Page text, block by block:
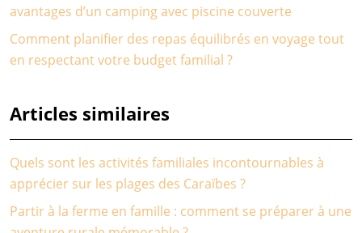
avantages d’un camping avec piscine couverte
Comment planifier des repas équilibrés en voyage tout
en respectant votre budget familial ?
Articles similaires
Quels sont les activités familiales incontournables à
apprécier sur les plages des Caraïbes ?
Partir à la ferme en famille : comment se préparer à une